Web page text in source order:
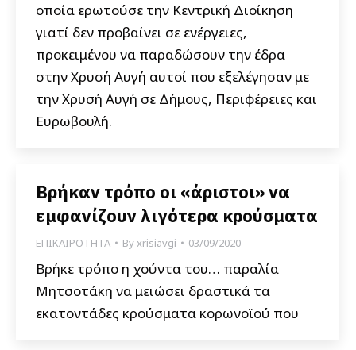
οποία ερωτούσε την Κεντρική Διοίκηση
γιατί δεν προβαίνει σε ενέργειες,
προκειμένου να παραδώσουν την έδρα
στην Χρυσή Αυγή αυτοί που εξελέγησαν με
την Χρυσή Αυγή σε Δήμους, Περιφέρειες και
Ευρωβουλή.
Βρήκαν τρόπο οι «άριστοι» να
εμφανίζουν λιγότερα κρούσματα
ΕΠΙΚΑΙΡΟΤΗΤΑ Byxrisiavgi 03/09/2020
Βρήκε τρόπο η χούντα του… παραλία
Μητσοτάκη να μειώσει δραστικά τα
εκατοντάδες κρούσματα κορωνοϊού που